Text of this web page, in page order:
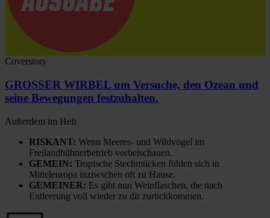
Coverstory
GROSSER WIRBEL um Versuche, den Ozean und
seine Bewegungen festzuhalten.
Außerdem im Heft
RISKANT: Wenn Meeres- und Wildvögel im
Freilandhühnerbetrieb vorbeischauen.
GEMEIN: Tropische Stechmücken fühlen sich in
Mitteleuropa inziwschen oft zu Hause.
GEMEINER: Es gibt nun Weinflaschen, die nach
Entleerung voll wieder zu dir zurückkommen.